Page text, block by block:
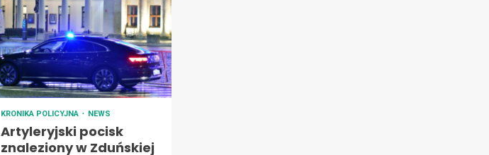
KRONIKA POLICYJNA NEWS
Artyleryjski pocisk
znaleziony w Zduńskiej